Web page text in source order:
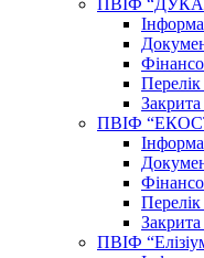
ПВІФ
Перелік
ПВІФ
Перелік
ПВІФ